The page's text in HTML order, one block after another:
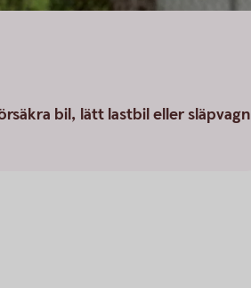
bil, lätt lastbil eller släpvagn